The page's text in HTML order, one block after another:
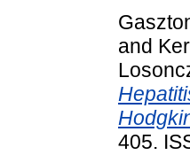
and
405.